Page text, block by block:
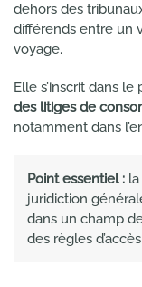
dehors des
différends entre un
voyage.
Elle s’inscrit dans
des litiges de
notamment dans
Point essentiel :
juridiction
dans un champ
des règles